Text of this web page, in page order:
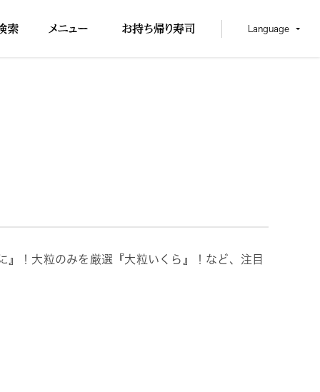
Language
！大粒のみを厳選『大粒いくら』！など、注目